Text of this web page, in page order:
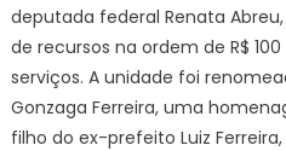
deputada federal Renata
de recursos na ordem de R$
serviços. A unidade foi
Gonzaga Ferreira, uma
filho do ex-prefeito Luiz